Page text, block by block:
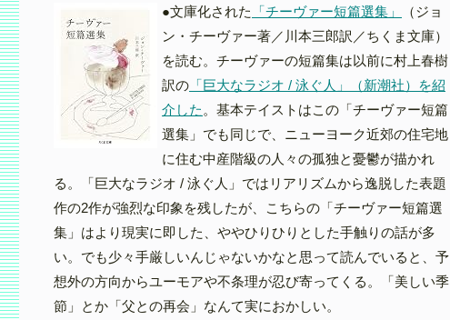
●文庫化された 「チーヴァー短篇選集」
（ジョ
ン・チーヴァー著／川本三郎訳／ちくま文庫）
を読む。チーヴァーの短篇集は以前に村上春樹
訳の 「巨大なラジオ / 泳ぐ人」（新潮社）を紹
介した 。基本テイストはこの「チーヴァー短篇
選集」でも同じで、ニューヨーク近郊の住宅地
に住む中産階級の人々の孤独と憂鬱が描かれ
る。「巨大なラジオ / 泳ぐ人」ではリアリズムから逸脱した表題
作の2作が強烈な印象を残したが、こちらの「チーヴァー短篇選
集」はより現実に即した、ややひりひりとした手触りの話が多
い。でも少々手厳しいんじゃないかなと思って読んでいると、予
想外の方向からユーモアや不条理が忍び寄ってくる。「美しい季
節」とか「父との再会」なんて実におかしい。